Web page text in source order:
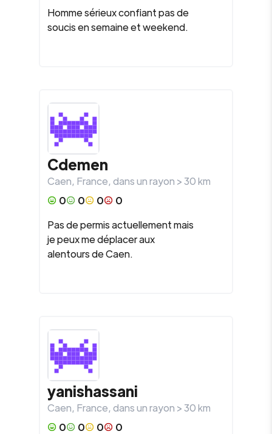
Homme sérieux confiant pas de
soucis en semaine et weekend.
Cdemen
Caen, France, dans un rayon >30km
0
0 0
0
Pas de permis actuellement mais
je peux me déplacer aux
alentours de Caen.
yanishassani
Caen, France, dans un rayon >30km
0
0 0
0